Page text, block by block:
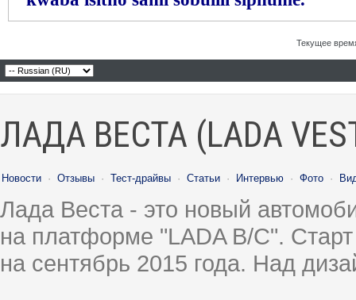
Текущее
ЛАДА ВЕСТА (LADA
Новости · Отзывы · Тест-драйвы · Статьи · Интервью · Фото ·
Лада Веста - это новый
на платформе "LADA B/C".
на сентябрь 2015 года. Над